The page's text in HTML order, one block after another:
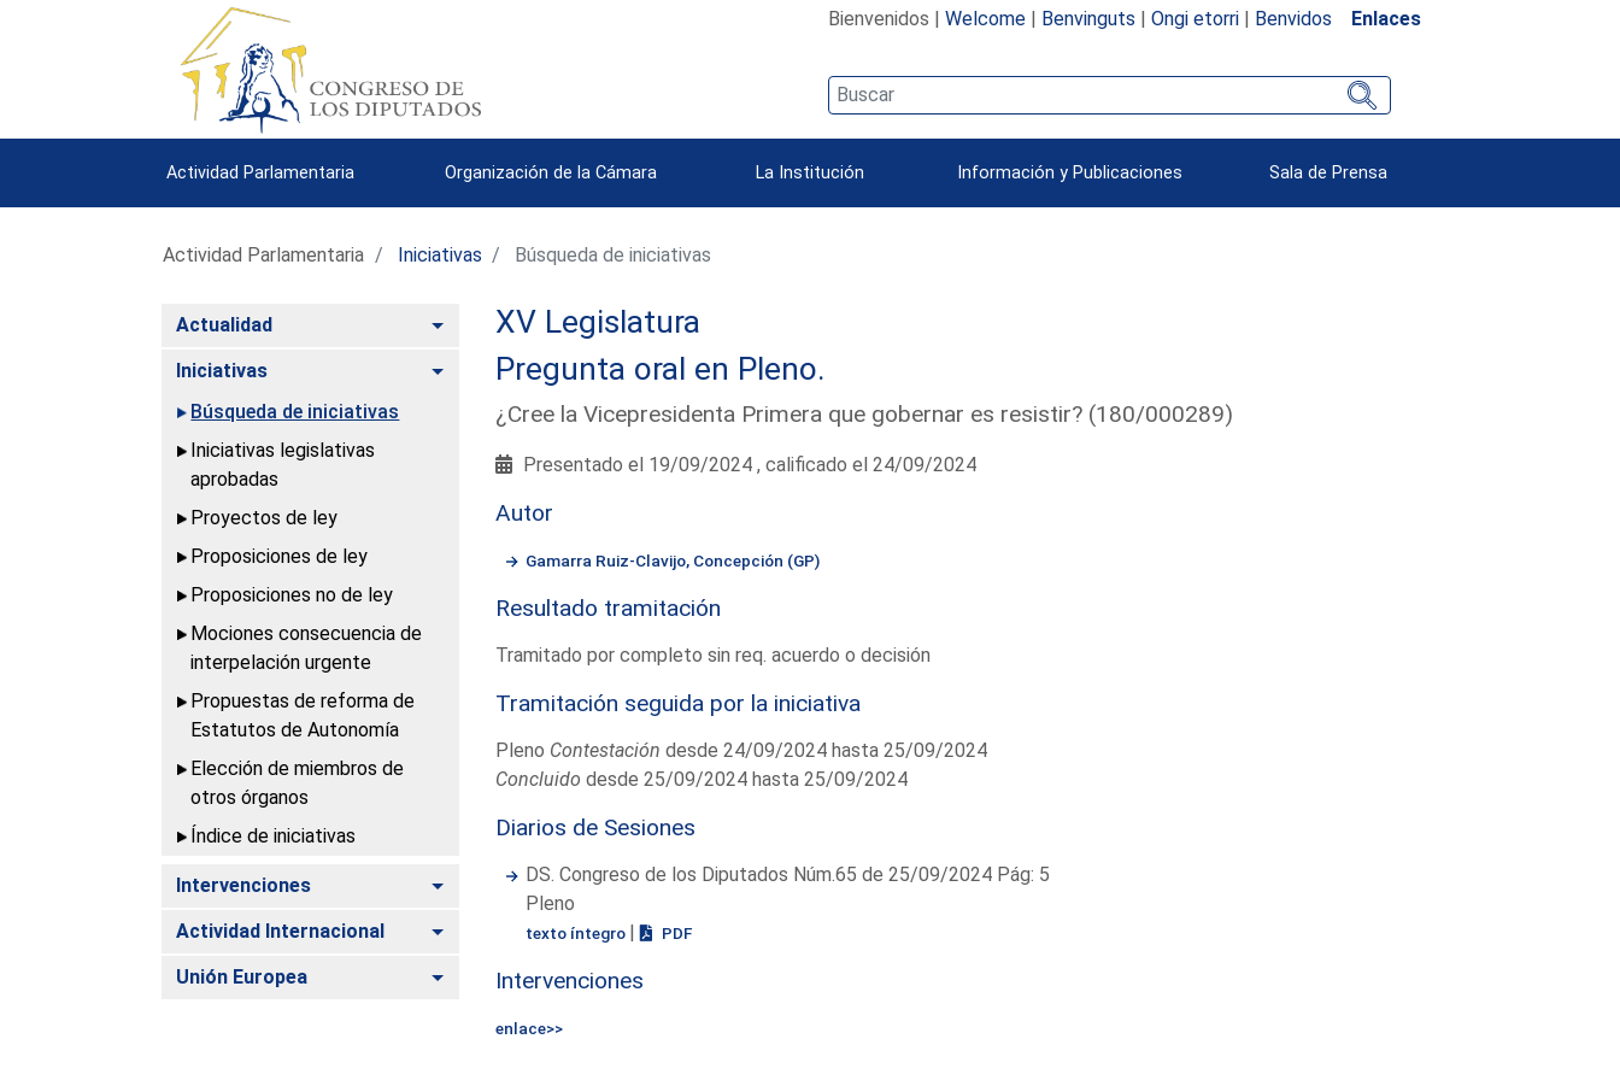
Bienvenidos | Welcome| Benvinguts | Ongi etorri| Benvidos Enlaces
Actividad Parlamentaria Organización de la Cámara La Institución Información y Publicaciones Sala de Prensa
Actividad Parlamentaria Iniciativas Búsqueda de iniciativas
Actualidad Alternar
Iniciativas
Alternar
Búsqueda de iniciativas
Iniciativas legislativas
aprobadas
Proyectos de ley
Proposiciones de ley
Proposiciones no de ley
Mociones consecuencia de
interpelación urgente
Propuestas de reforma de
Estatutos de Autonomía
Elección de miembros de
otros órganos
Índice de iniciativas
Intervenciones Alternar
Actividad Internacional Alternar
Unión Europea Alternar
XV Legislatura
Pregunta oral en Pleno.
¿Cree la Vicepresidenta Primera que gobernar es resistir? (180/000289)
Presentado el 19/09/2024 , calificado el 24/09/2024
Autor
Gamarra Ruiz-Clavijo, Concepción (GP)
Resultado tramitación
Tramitado por completo sin req. acuerdo o decisión
Tramitación seguida por la iniciativa
Pleno Contestación desde 24/09/2024 hasta 25/09/2024
Concluido desde 25/09/2024 hasta 25/09/2024
Diarios de Sesiones
DS. Congreso de los Diputados Núm.65 de 25/09/2024 Pág: 5
Pleno
texto íntegro | PDF
Intervenciones
enlace>>